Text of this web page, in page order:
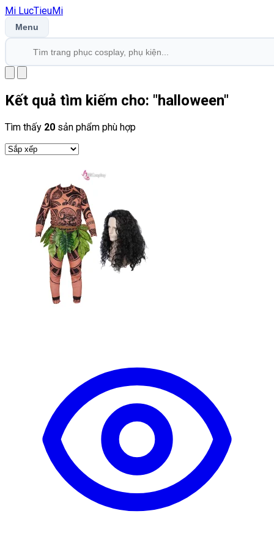
Mi LucTieuMi
Menu
Kết quả tìm kiếm cho: "halloween"
Tìm thấy 20 sản phẩm phù hợp